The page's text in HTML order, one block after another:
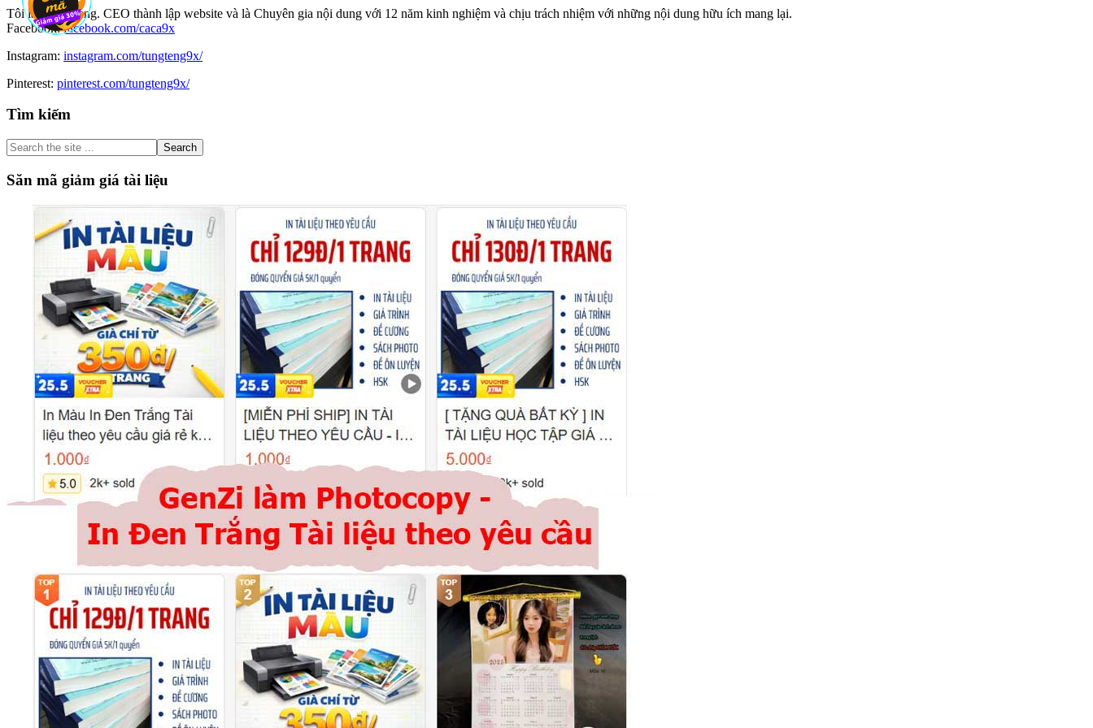
Tôi là Tùng Teng. CEO thành lập website và là Chuyên gia nội dung với 12 năm kinh nghiệm và chịu trách nhiệm với những nội dung hữu ích mang lại.
Facebook:facebook.com/caca9x
Instagram: instagram.com/tungteng9x/
Pinterest: pinterest.com/tungteng9x/
Primary
Sidebar
Tìm kiếm
Search
the
site
...
Săn mã giảm giá tài liệu